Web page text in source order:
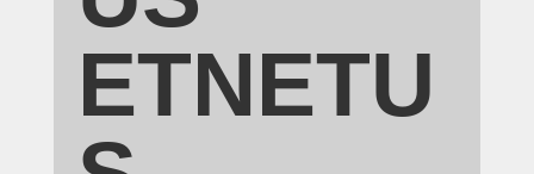
ETNETU